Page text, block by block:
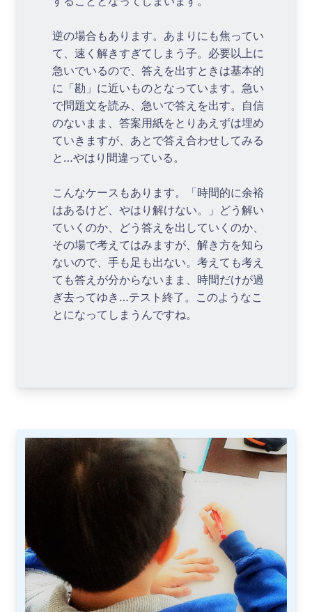
逆の場合もあります。あまりにも焦ってい
て、速く解きすぎてしまう子。必要以上に
急いでいるので、答えを出すときは基本的
に「勘」に近いものとなっています。急い
で問題文を読み、急いで答えを出す。自信
のないまま、答案用紙をとりあえずは埋め
ていきますが、あとで答え合わせしてみる
と…やはり間違っている。
こんなケースもあります。「時間的に余裕
はあるけど、やはり解けない。」どう解い
ていくのか、どう答えを出していくのか、
その場で考えてはみますが、解き方を知ら
ないので、手も足も出ない。考えても考え
ても答えが分からないまま、時間だけが過
ぎ去ってゆき…テスト終了。このようなこ
とになってしまうんですね。